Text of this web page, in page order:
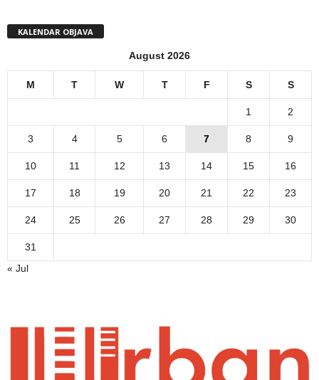
KALENDAR OBJAVA
August 2026
M T W T F S S
1 2
3 4 5 6 7 8 9
10 11 12 13 14 15 16
17 18 19 20 21 22 23
24 25 26 27 28 29 30
31
« Jul